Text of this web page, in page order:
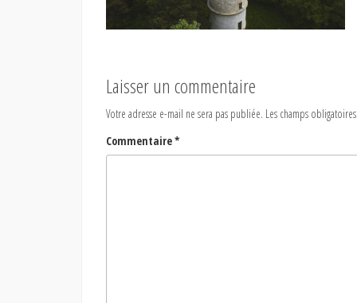
Laisser un commentaire
Votre adresse e-mail ne sera pas publiée. Les champs
Commentaire*